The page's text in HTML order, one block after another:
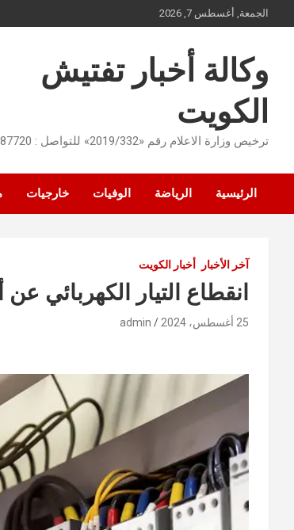
to
الجمعة, أغسطس 7, 2026
وكالة أخبار تفتيش
الكويت
ترخيص وزارة الاعلام رقم «2019/332» للتواصل : 51787720
الرئيسية الرياضة الوفيات خارجيات
آخر الأخبار أخبار الكويت
انقطاع التيار الكهربائي
25 أغسطس، 2024 admin